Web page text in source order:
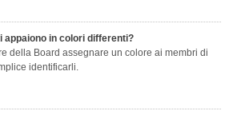
appaiono in colori differenti?
della Board assegnare un colore ai membri di
identificarli.